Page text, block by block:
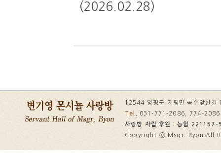
(2026.02.28)
12544 양평군 지평면 곡수앞산길
Tel.
031-771-2086, 774-
사랑방 자립 후원 : 농협
Copyright ⓒ Msgr. Byon All